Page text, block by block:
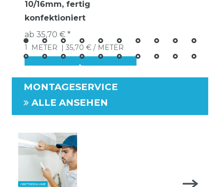
10/16mm, fertig
konfektioniert
ab 35,70 € *
1 METER | 35,70 € / METER
MONTAGESERVICE
ALLE ANSEHEN